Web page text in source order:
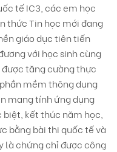
tế IC3, các em học
thức Tin học mới đang
giáo dục tiên tiến
với học sinh cùng
được tăng cường thực
mềm thông dụng
mang tính ứng dụng
kết thúc năm học,
bằng bài thi quốc tế và
là chứng chỉ được công